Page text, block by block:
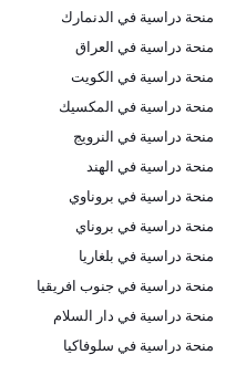
منحة دراسية في الدنمارك
منحة دراسية في العراق
منحة دراسية في الكويت
منحة دراسية في المكسيك
منحة دراسية في النرويج
منحة دراسية في الهند
منحة دراسية في بروناوي
منحة دراسية في بروناي
منحة دراسية في بلغاريا
منحة دراسية في جنوب افريقيا
منحة دراسية في دار السلام
منحة دراسية في سلوفاكيا